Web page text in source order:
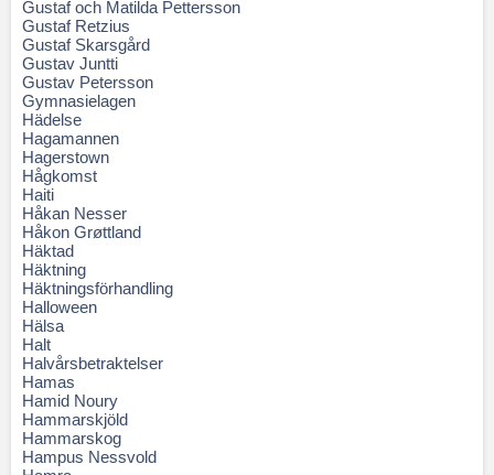
Gustaf och Matilda Pettersson
Gustaf Retzius
Gustaf Skarsgård
Gustav Juntti
Gustav Petersson
Gymnasielagen
Hädelse
Hagamannen
Hagerstown
Hågkomst
Haiti
Håkan Nesser
Håkon Grøttland
Häktad
Häktning
Häktningsförhandling
Halloween
Hälsa
Halt
Halvårsbetraktelser
Hamas
Hamid Noury
Hammarskjöld
Hammarskog
Hampus Nessvold